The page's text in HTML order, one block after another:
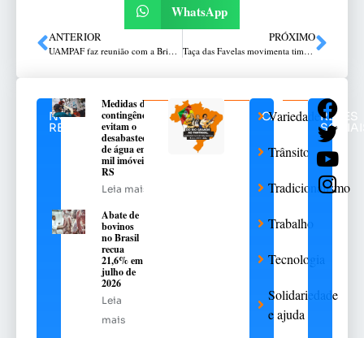
WhatsApp
ANTERIOR
UAMPAF faz reunião com a Brigada Militar
PRÓXIMO
Taça das Favelas movimenta times em Passo Fundo
NOTÍCIAS
RELACIONADAS
Medidas de
contingência
evitam o
desabastecimento
de água em 376
mil imóveis no
RS
Leia mais
Abate de
bovinos
no Brasil
recua
21,6% em
julho de
2026
Leia
mais
CATEGORIAS
Variedades
Trânsito
Tradicionalismo
Trabalho
Tecnologia
Solidariedade
e ajuda
REDES